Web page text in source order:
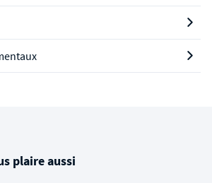
plaire aussi